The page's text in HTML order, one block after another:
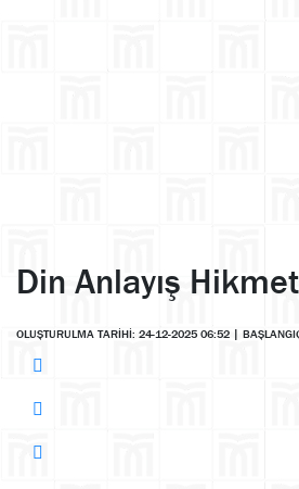
Din Anlayış Hikmet
OLUŞTURULMA TARİHİ: 24-12-2025 06:52 |